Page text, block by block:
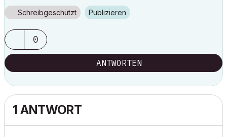
Schreibgeschützt Publizieren
0
ANTWORTEN
1 ANTWORT